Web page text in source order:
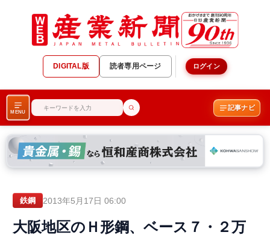
DIGITAL版 読者専用ページ ログイン
MENU
記事ナビ
鉄鋼 2013年5月17日 06:00
大阪地区のＨ形鋼、ベース７・２万